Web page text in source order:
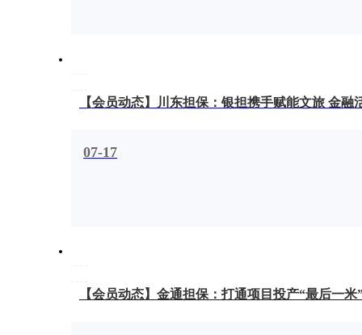
【会员动态】川东担保：银担携手赋能文旅 金
07-17
【会员动态】金通担保：打通项目投产“最后一